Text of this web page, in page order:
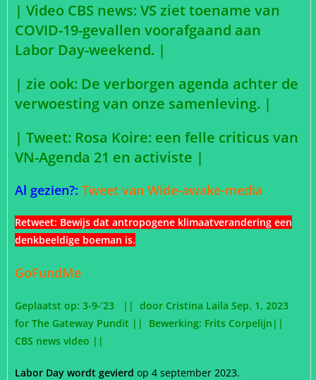
| Video CBS news: VS ziet toename van
COVID-19-gevallen voorafgaand aan
Labor Day-weekend. |
| zie ook: De verborgen agenda achter de
verwoesting van onze samenleving. |
| Tweet: Rosa Koire: een felle criticus van
VN-Agenda 21 en activiste |
Al gezien?: Tweet van Wide-awake-media
Retweet: Bewijs dat antropogene klimaatverandering een
denkbeeldige boeman is.
GoFundMe
Geplaatst op: 3-9-’23 || door Cristina Laila Sep. 1, 2023
for The Gateway Pundit || Bewerking: Frits Corpelijn||
CBS news video ||
Labor Day wordt gevierd op 4 september 2023.